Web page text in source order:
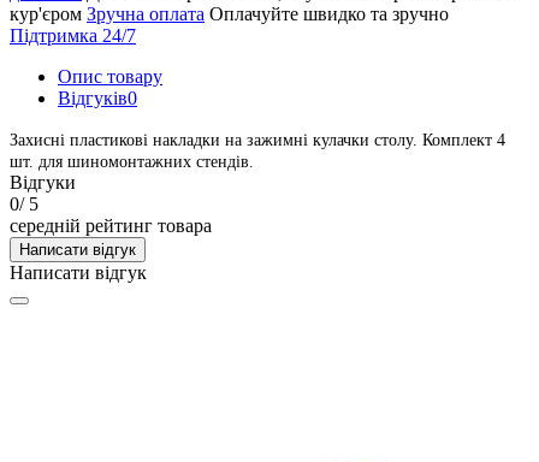
кур'єром Зручна оплата Оплачуйте швидко та зручно
Підтримка 24/7
Опис товару
Відгуків0
Захисні пластикові накладки на зажимні кулачки столу. Комплект 4
шт. для шиномонтажних стендів.
Відгуки
0/ 5
середній рейтинг товара
Написати відгук
Написати відгук